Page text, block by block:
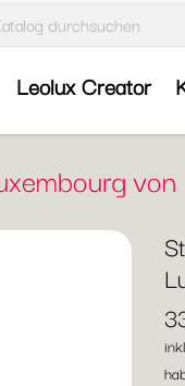
Leolux Creator